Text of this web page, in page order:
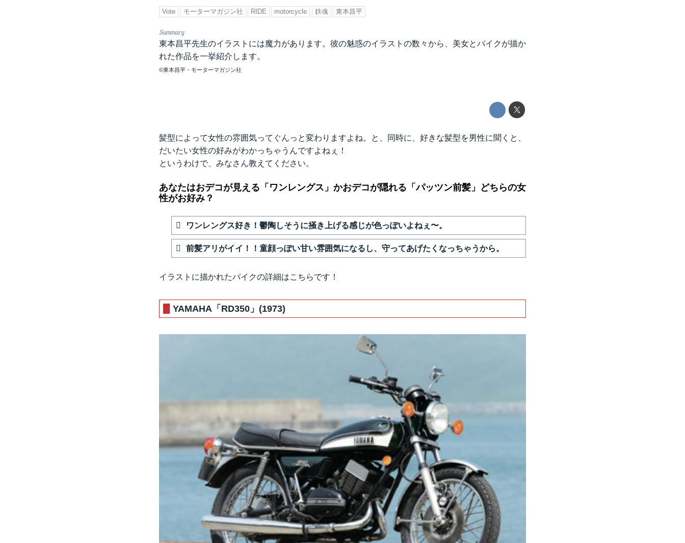
Vote モーターマガジン社 RIDE motorcycle 鉄魂 東本昌平
東本昌平先生のイラストには魔力があります。彼の魅惑のイラストの数々から、美女とバイクが描か
れた作品を一挙紹介します。
©東本昌平・モーターマガジン社
髪型によって女性の雰囲気ってぐんっと変わりますよね。と、同時に、好きな髪型を男性に聞くと、
だいたい女性の好みがわかっちゃうんですよねぇ！
というわけで、みなさん教えてください。
あなたはおデコが見える「ワンレングス」かおデコが隠れる「パッツン前髪」どちらの女
性がお好み？
ワンレングス好き！鬱陶しそうに掻き上げる感じが色っぽいよねぇ〜。
前髪アリがイイ！！童顔っぽい甘い雰囲気になるし、守ってあげたくなっちゃうから。
イラストに描かれたバイクの詳細はこちらです！
YAMAHA「RD350」(1973)